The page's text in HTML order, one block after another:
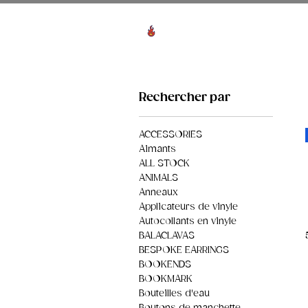
Rechercher par
ACCESSORIES
Aimants
ALL STOCK
ANIMALS
Anneaux
Applicateurs de vinyle
Autocollants en vinyle
BALACLAVAS
BESPOKE EARRINGS
BOOKENDS
BOOKMARK
Bouteilles d'eau